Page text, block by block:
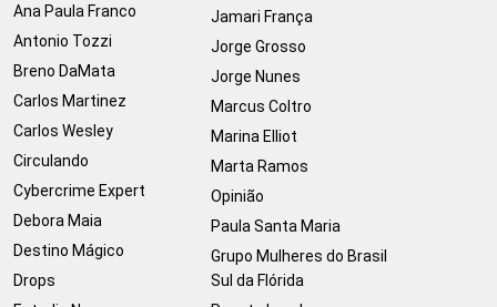
Ana Paula Franco
Antonio Tozzi
Breno DaMata
Carlos Martinez
Carlos Wesley
Circulando
Cybercrime Expert
Debora Maia
Destino Mágico
Drops
Jamari França
Jorge Grosso
Jorge Nunes
Marcus Coltro
Marina Elliot
Marta Ramos
Opinião
Paula Santa Maria
Grupo Mulheres do Brasil
Sul da Flórida